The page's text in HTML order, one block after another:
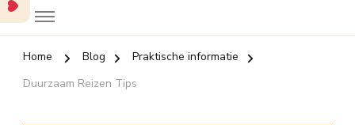
Home Blog
Praktische informatie
Duurzaam Reizen Tips